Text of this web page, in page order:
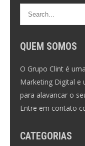
QUEM SOMOS
O Grupo Clint é
Marketing Digital e
para alavancar o
Entre em contato
CATEGORIAS